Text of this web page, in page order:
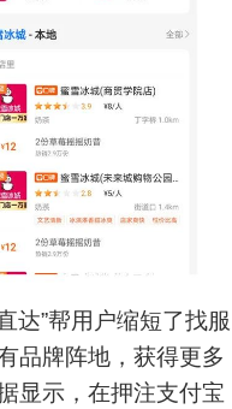
”帮用户缩短了找服
品牌阵地，获得更多
显示，在押注支付宝